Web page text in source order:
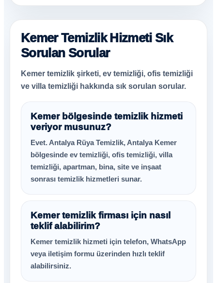
Kemer Temizlik Hizmeti Sık
Sorulan Sorular
Kemer temizlik şirketi, ev temizliği, ofis temizliği
ve villa temizliği hakkında sık sorulan sorular.
Kemer bölgesinde temizlik hizmeti
veriyor musunuz?
Evet. Antalya Rüya Temizlik, Antalya Kemer
bölgesinde ev temizliği, ofis temizliği, villa
temizliği, apartman, bina, site ve inşaat
sonrası temizlik hizmetleri sunar.
Kemer temizlik firması için nasıl
teklif alabilirim?
Kemer temizlik hizmeti için telefon, WhatsApp
veya iletişim formu üzerinden hızlı teklif
alabilirsiniz.